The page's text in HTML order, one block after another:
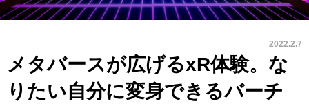
メタバースが広げるxR体験。な
りたい自分に変身できるバーチ
2022.2.7